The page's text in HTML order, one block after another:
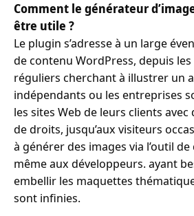
Comment le générateur
être utile ?
Le plugin s’adresse à un large
de contenu WordPress, depuis
réguliers cherchant à illustrer un
indépendants ou les entreprises
les sites Web de leurs clients avec
de droits, jusqu’aux visiteurs
à générer des images via l’outil
même aux développeurs. ayant
embellir les maquettes
sont infinies.